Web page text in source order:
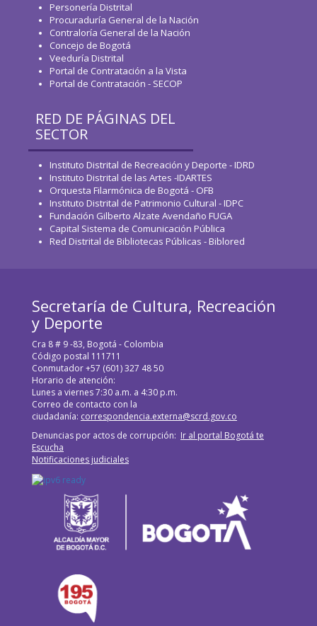
Personería Distrital
Procuraduría General de la Nación
Contraloría General de la Nación
Concejo de Bogotá
Veeduría Distrital
Portal de Contratación a la Vista
Portal de Contratación - SECOP
RED DE PÁGINAS DEL
SECTOR
Instituto Distrital de Recreación y Deporte - IDRD
Instituto Distrital de las Artes -IDARTES
Orquesta Filarmónica de Bogotá - OFB
Instituto Distrital de Patrimonio Cultural - IDPC
Fundación Gilberto Alzate Avendaño FUGA
Capital Sistema de Comunicación Pública
Red Distrital de Bibliotecas Públicas - Biblored
Secretaría de Cultura, Recreación
y Deporte
Cra 8 # 9 -83, Bogotá - Colombia
Código postal 111711
Conmutador +57 (601) 327 48 50
Horario de atención:
Lunes a viernes 7:30 a.m. a 4:30 p.m.
Correo de contacto con la
ciudadanía: correspondencia.externa@scrd.gov.co
Denuncias por actos de corrupción: Ir al portal Bogotá te
Escucha
Notificaciones judiciales